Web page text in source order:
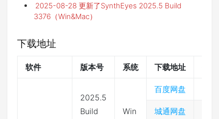
2025-08-28 更新了SynthEyes 2025.5 Build
3376（Win&Mac）
下载地址
软件 版本号 系统 下载地址
2025.5
Build
Win
百度网盘
城通网盘